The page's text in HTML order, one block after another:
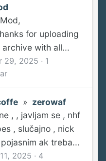
for uploading
archive with all...
29, 2025 · 1
» zerowaf
, , javljam se , nhf
, slučajno , nick
ak treba...
2025 · 4